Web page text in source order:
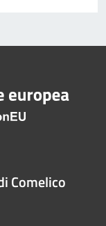
Comelico